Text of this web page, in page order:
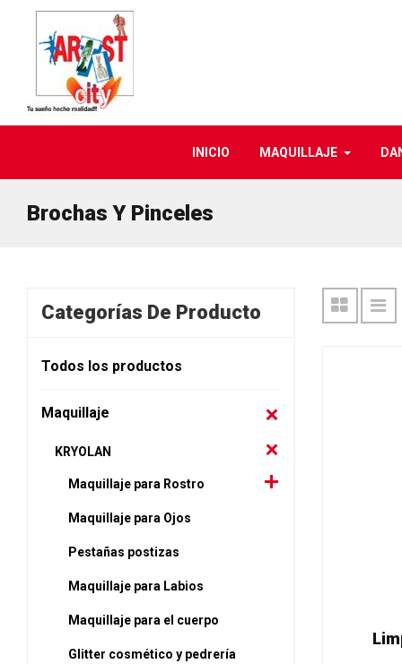
INICIO MAQUILLAJE
Brochas Y Pinceles
Categorías De Producto
Todos los productos
Maquillaje
KRYOLAN
Maquillaje para Rostro
Maquillaje para Ojos
Pestañas postizas
Maquillaje para Labios
Maquillaje para el cuerpo
Glitter cosmético y pedrería